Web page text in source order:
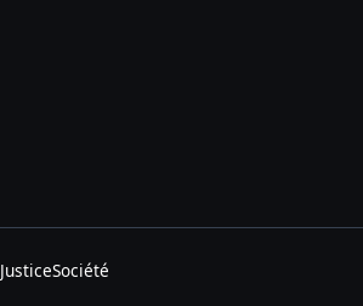
JusticeSociété